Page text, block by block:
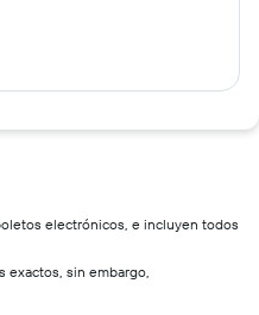
electrónicos, e incluyen todos
exactos, sin embargo,